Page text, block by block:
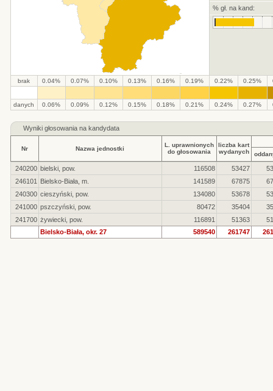
% gł. na kand:
brak 0.04% 0.07% 0.10% 0.13% 0.16% 0.19% 0.22% 0.25%
danych 0.06% 0.09% 0.12% 0.15% 0.18% 0.21% 0.24% 0.27%
Wyniki głosowania na kandydata
Nr Nazwa jednostki
L. uprawnionych
do głosowania
liczba kart
wydanych
240200 bielski, pow. 116508 53427
246101
Bielsko-Biała, m. 141589 67875
240300 cieszyński, pow. 134080 53678
241000 pszczyński, pow. 80472 35404
241700 żywiecki, pow. 116891 51363
Bielsko-Biała, okr. 27
589540 261747